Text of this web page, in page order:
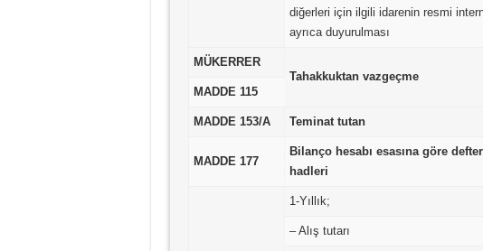
diğerleri için ilgili idarenin resmi
ayrıca duyurulması
MÜKERRER
Tahakkuktan vazgeçme
MADDE 115
MADDE 153/A Teminat tutan
MADDE 177
Bilanço hesabı esasına göre
hadleri
1-Yıllık;
– Alış tutarı